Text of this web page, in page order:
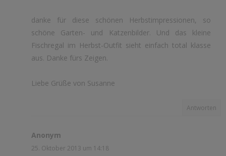
danke für diese schönen Herbstimpressionen, so
schöne Garten- und Katzenbilder. Und das kleine
Fischregal im Herbst-Outfit sieht einfach total klasse
aus. Danke fürs Zeigen.
Liebe Grüße von Susanne
Antworten
Anonym
25. Oktober 2013 um 14:18